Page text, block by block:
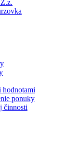
hodnotami
ponuky
činnosti